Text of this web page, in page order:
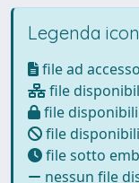
Legenda
file ad
file
file
file
file sotto
nessun file